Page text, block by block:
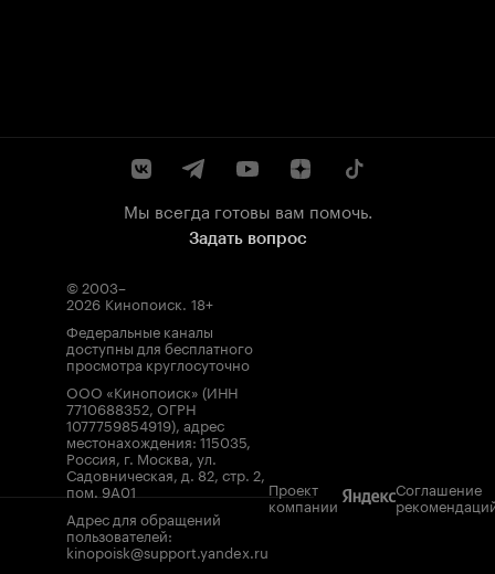
Мы всегда готовы вам помочь.
Задать вопрос
© 2003–
2026 Кинопоиск. 18+
Федеральные каналы
доступны для бесплатного
просмотра круглосуточно
ООО «Кинопоиск» (ИНН
7710688352, ОГРН
1077759854919), адрес
местонахождения: 115035,
Россия, г. Москва, ул.
Садовническая, д. 82, стр. 2,
пом. 9А01
Адрес для обращений
пользователей:
kinopoisk@support.yandex.ru
Проект
компании
Соглашение